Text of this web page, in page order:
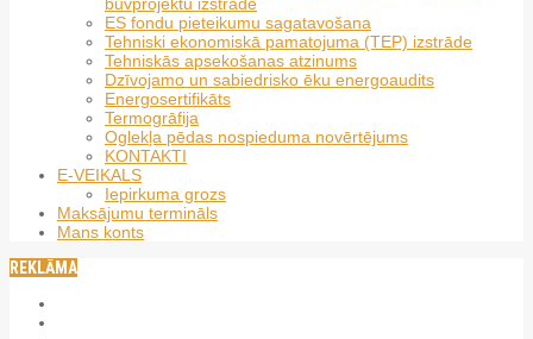
būvprojektu izstrādē
ES fondu pieteikumu sagatavošana
Tehniski ekonomiskā pamatojuma (TEP) izstrāde
Tehniskās apsekošanas atzinums
Dzīvojamo un sabiedrisko ēku energoaudits
Energosertifikāts
Termogrāfija
Oglekļa pēdas nospieduma novērtējums
KONTAKTI
E-VEIKALS
Iepirkuma grozs
Maksājumu termināls
Mans konts
REKLĀMA